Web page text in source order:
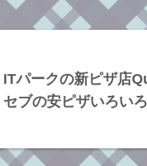
ITパークの新ピザ店
セブの安ピザいろいろ